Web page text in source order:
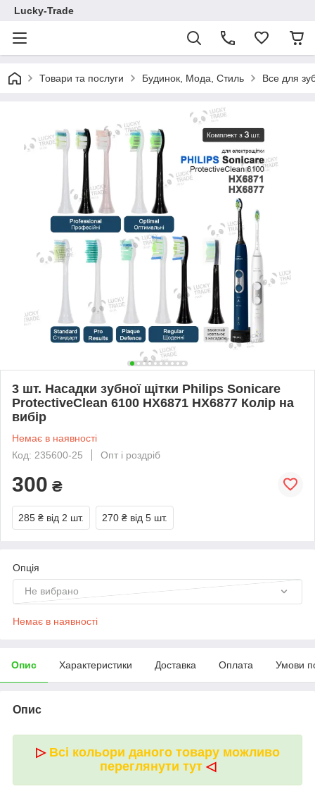
Lucky-Trade
Товари та послуги Будинок, Мода, Стиль Все для
3 шт. Насадки зубної щітки Philips Sonicare
ProtectiveClean 6100 HX6871 HX6877 Колір на
вибір
Немає в наявності
Код: 235600-25
Опт і роздріб
300 ₴
285 ₴ від 2 шт. 270 ₴ від 5 шт.
Опція
Не вибрано
Немає в наявності
Опис Характеристики Доставка Оплата Умови
Опис
▷ Всі кольори даного товару можливо
переглянути тут◁